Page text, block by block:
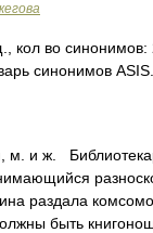
кол во синонимов:
синонимов
и ж.
раздала
быть